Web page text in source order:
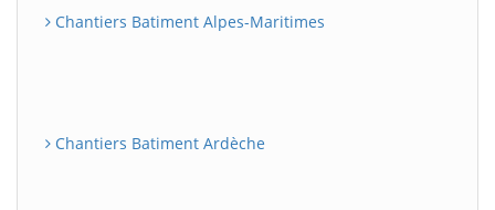
Chantiers Batiment Alpes-Maritimes
Chantiers Batiment Ardèche